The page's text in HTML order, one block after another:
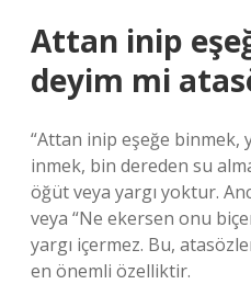
Attan inip
deyim mi
“Attan inip eşeğe binmek,
inmek, bin dereden su
öğüt veya yargı yoktur.
veya “Ne ekersen onu
yargı içermez. Bu,
en önemli özelliktir.